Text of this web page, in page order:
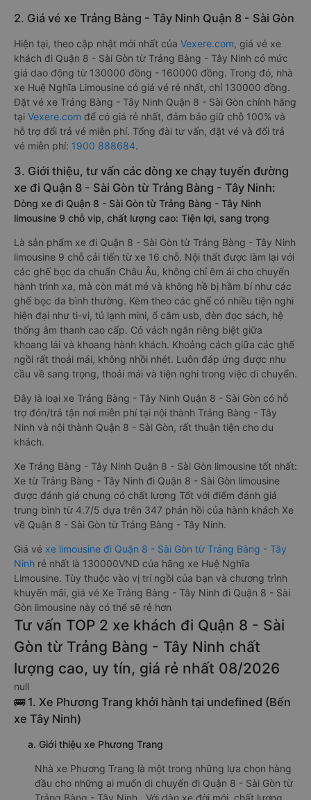
2. Giá vé xe Trảng Bàng - Tây Ninh Quận 8 - Sài Gòn
Hiện tại, theo cập nhật mới nhất của Vexere.com, giá vé xe
khách đi Quận 8 - Sài Gòn từ Trảng Bàng - Tây Ninh có mức
giá dao động từ 130000 đồng - 160000 đồng. Trong đó, nhà
xe Huệ Nghĩa Limousine có giá vé rẻ nhất, chỉ 130000 đồng.
Đặt vé xe Trảng Bàng - Tây Ninh Quận 8 - Sài Gòn chính hãng
tại Vexere.com để có giá rẻ nhất, đảm bảo giữ chỗ 100% và
hỗ trợ đổi trả vé miễn phí. Tổng đài tư vấn, đặt vé và đổi trả
vé miễn phí: 1900 888684.
3. Giới thiệu, tư vấn các dòng xe chạy tuyến đường
xe đi Quận 8 - Sài Gòn từ Trảng Bàng - Tây Ninh:
Dòng xe đi Quận 8 - Sài Gòn từ Trảng Bàng - Tây Ninh
limousine 9 chỗ vip, chất lượng cao: Tiện lợi, sang trọng
Là sản phẩm xe đi Quận 8 - Sài Gòn từ Trảng Bàng - Tây Ninh
limousine 9 chỗ cải tiến từ xe 16 chỗ. Nội thất được làm lại với
các ghế bọc da chuẩn Châu Âu, không chỉ êm ái cho chuyến
hành trình xa, mà còn mát mẻ và không hề bị hầm bí như các
ghế bọc da bình thường. Kèm theo các ghế có nhiều tiện nghi
hiện đại như ti-vi, tủ lạnh mini, ổ cắm usb, đèn đọc sách, hệ
thống âm thanh cao cấp. Có vách ngăn riêng biệt giữa
khoang lái và khoang hành khách. Khoảng cách giữa các ghế
ngồi rất thoải mái, không nhồi nhét. Luôn đáp ứng được nhu
cầu về sang trọng, thoải mái và tiện nghi trong việc di chuyển.
Đây là loại xe Trảng Bàng - Tây Ninh Quận 8 - Sài Gòn có hỗ
trợ đón/trả tận nơi miễn phí tại nội thành Trảng Bàng - Tây
Ninh và nội thành Quận 8 - Sài Gòn, rất thuận tiện cho du
khách.
Xe Trảng Bàng - Tây Ninh Quận 8 - Sài Gòn limousine tốt nhất:
Xe từ Trảng Bàng - Tây Ninh đi Quận 8 - Sài Gòn limousine
được đánh giá chung có chất lượng Tốt với điểm đánh giá
trung bình từ 4.7/5 dựa trên 347 phản hồi của hành khách Xe
về Quận 8 - Sài Gòn từ Trảng Bàng - Tây Ninh.
Giá vé xe limousine đi Quận 8 - Sài Gòn từ Trảng Bàng - Tây
Ninh rẻ nhất là 130000VND của hãng xe Huệ Nghĩa
Limousine. Tùy thuộc vào vị trí ngồi của bạn và chương trình
khuyến mãi, giá vé Xe Trảng Bàng - Tây Ninh đi Quận 8 - Sài
Gòn limousine này có thể sẽ rẻ hơn
Tư vấn TOP 2 xe khách đi Quận 8 - Sài
Gòn từ Trảng Bàng - Tây Ninh chất
lượng cao, uy tín, giá rẻ nhất 08/2026
null
🚌 1. Xe Phương Trang khởi hành tại undefined (Bến
xe Tây Ninh)
a. Giới thiệu xe Phương Trang
Nhà xe Phương Trang là một trong những lựa chọn hàng
đầu cho những ai muốn di chuyển đi Quận 8 - Sài Gòn từ
Trảng Bàng - Tây Ninh . Với dàn xe đời mới, chất lượng,